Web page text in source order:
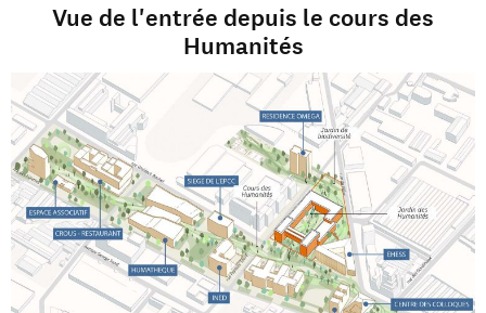
Vue de l'entrée depuis le cours des
Humanités